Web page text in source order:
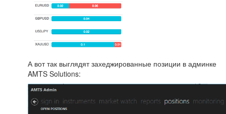
А вот так выглядят захеджированные позиции в админке
AMTS Solutions: